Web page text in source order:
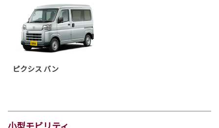
ピクシス バン